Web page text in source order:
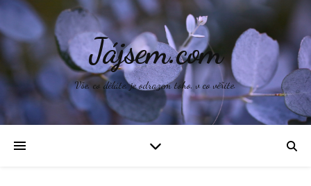
Jájsem.com
Vše, co děláte, je odrazem toho, v co věříte.